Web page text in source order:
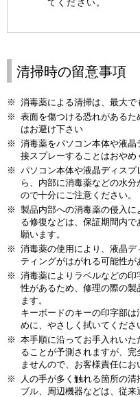
てください。
清掃時の留意事項
※ 消毒薬による清掃は、最大で
※ 表面を傷つける恐れがある
はお避け下さい
※ 消毒薬をパソコン本体や液
接スプレーすることはおやめ
※ パソコン本体や液晶ディス
ら、内部に消毒薬などの水
ので十分にご注意ください。
※ 製品内部への消毒薬の侵入に
る修復などは、保証期間内
願います。
※ 消毒薬の使用により、液晶
ティングがはがれる可能性が
※ 消毒薬によりラベルなどの
性があるため、修理の際の
ます。
キーボードのキーの印字部
めに、やさしく拭いてくださ
※ 本手順に沿ってお手入れい
ることが予測されますが、
ませんので、お客様責任にお
※
人の手が多く触れる箇所の
ブル、周辺機器などは、従